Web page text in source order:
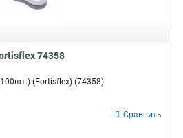
74358
(Fortisflex) (74358)
Сравнить